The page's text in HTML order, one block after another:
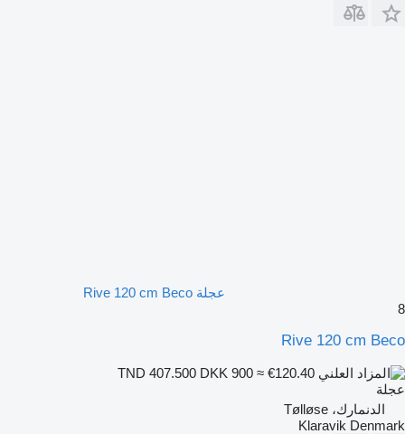
عجلة Rive 120 cm Beco
8
Rive 120 cm Beco
DKK 900 ≈ €120.40
عجلة
الدنمارك، Tølløse
Klaravik Denmark